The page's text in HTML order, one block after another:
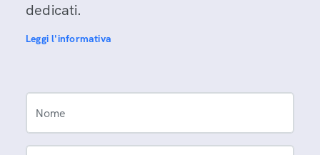
dedicati.
Leggi l'informativa
Nome